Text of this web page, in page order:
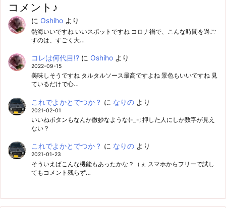
コメント♪
に Oshihoより
熱海いいですね いいスポットですね コロナ禍で、こんな時間を過ご
すのは、すごく大…
コレは何代目!?に Oshihoより
2022-09-15
美味しそうですね タルタルソース最高ですよね 景色もいいですね 見
ているだけで心…
これでよかとでつか？ に なりのより
2021-02-01
いいねボタンもなんか微妙なような(-_-; 押した人にしか数字が見え
ない？
これでよかとでつか？ に なりのより
2021-01-23
そういえばこんな機能もあったかな？（ぇ スマホからフリーで試し
てもコメント残らず…